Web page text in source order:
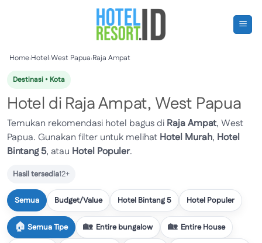
Home›Hotel›West Papua›Raja Ampat
Destinasi • Kota
Hotel di Raja Ampat, West Papua
Temukan rekomendasi hotel bagus di Raja Ampat, West
Papua. Gunakan filter untuk melihat Hotel Murah, Hotel
Bintang 5, atau Hotel Populer.
Hasil tersedia12+
Semua Budget/Value Hotel Bintang 5 Hotel Populer
Semua Tipe Entire bungalow Entire House